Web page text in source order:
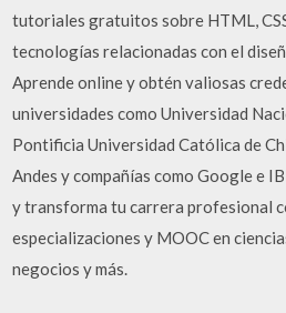
tutoriales gratuitos sobre HTML,
tecnologías relacionadas con el
Aprende online y obtén valiosas
universidades como Universidad
Pontificia Universidad Católica de
Andes y compañías como Google e
y transforma tu carrera profesional
especializaciones y MOOC en
negocios y más.